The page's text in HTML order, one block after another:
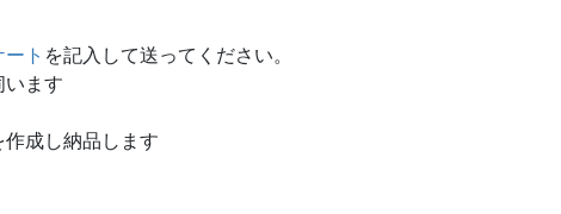
ト を記入して送ってください。
います
成し納品します